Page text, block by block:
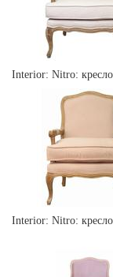
Interior: Nitro:
Interior: Nitro: